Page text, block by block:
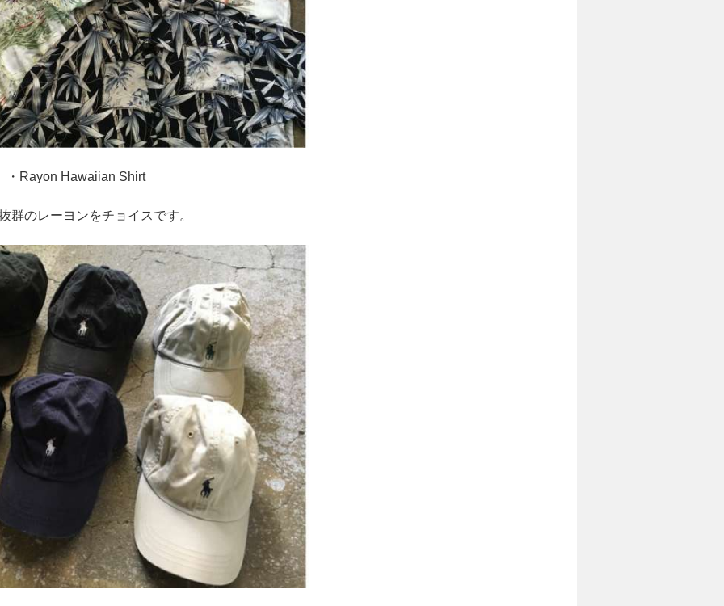
・Rayon Hawaiian Shirt
群のレーヨンをチョイスです。